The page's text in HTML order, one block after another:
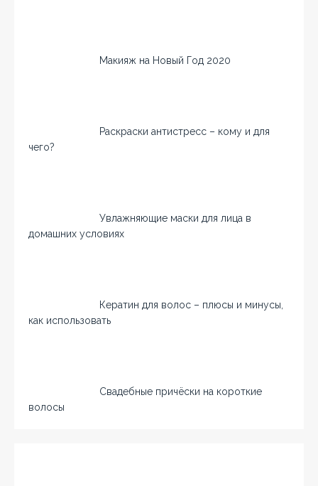
Макияж на Новый Год 2020
Раскраски антистресс – кому и для
чего?
Увлажняющие маски для лица в
домашних условиях
Кератин для волос – плюсы и минусы,
как использовать
Свадебные причёски на короткие
волосы